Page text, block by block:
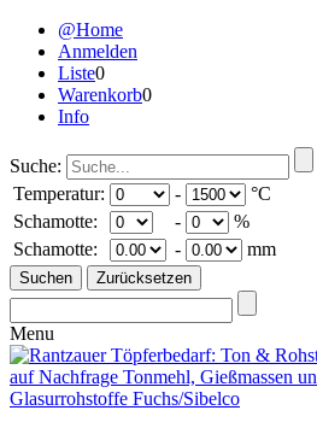
@Home
Anmelden
Liste0
Warenkorb0
Info
Suche:
Temperatur:
-
°C
Schamotte:
-
%
Schamotte:
- mm
Menu